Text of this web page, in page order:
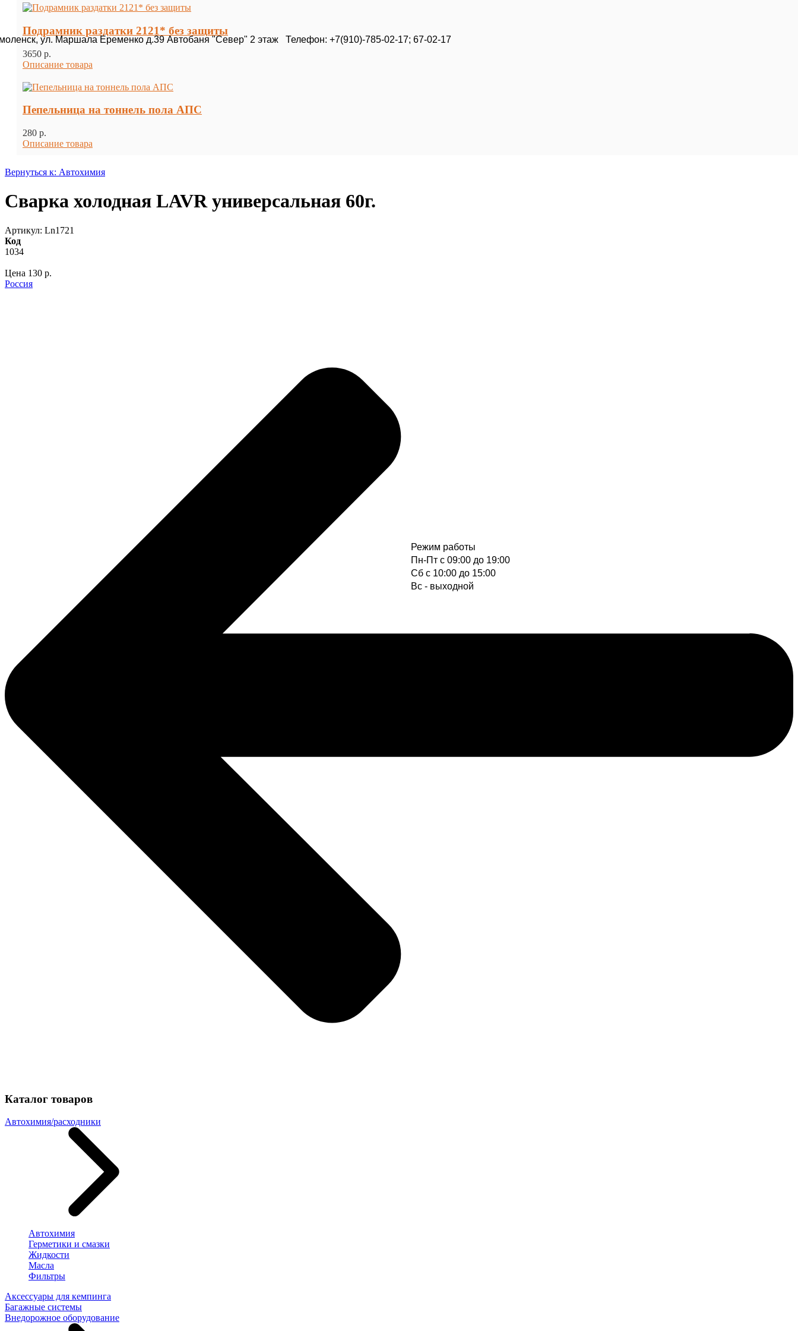
Режим работы
Пн-Пт с 09:00 до 19:00
Cб с 10:00 до 15:00
Вс - выходной
ул. Маршала Еременко д.39 Автобаня "Север" 2 этаж Телефон: +7(910)-785-02-17; 67-02-17
Подрамник раздатки 2121* без защиты
3650 p.
Описание товара
Пепельница на тоннель пола АПС
280 p.
Описание товара
Вернуться к: Автохимия
Сварка холодная LAVR универсальная 60г.
Артикул: Ln1721
Код
1034
Цена 130 p.
Россия
Каталог товаров
Автохимия/расходники
Автохимия
Герметики и смазки
Жидкости
Масла
Фильтры
Аксессуары для кемпинга
Багажные системы
Внедорожное оборудование